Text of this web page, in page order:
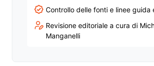
Controllo delle fonti e linee guida
Revisione editoriale a cura di
Manganelli